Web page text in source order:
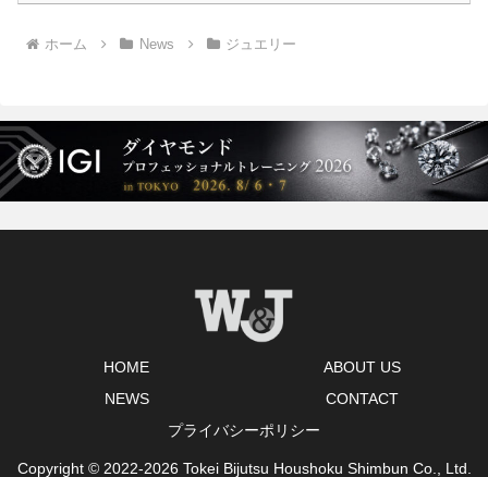
ホーム News ジュエリー
HOME
ABOUT US
NEWS
CONTACT
プライバシーポリシー
Copyright © 2022-2026 Tokei Bijutsu Houshoku Shimbun Co., Ltd.